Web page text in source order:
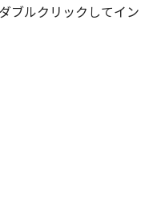
ブルクリックしてイン